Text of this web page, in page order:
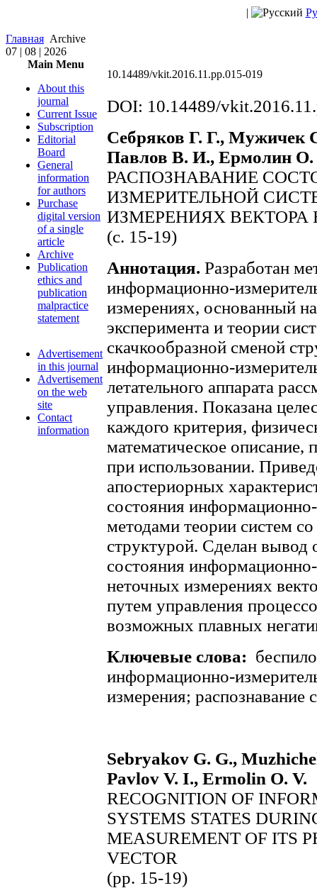
|
Главная Archive
07 | 08 | 2026
Main Menu
About this
journal
Current Issue
Subscription
Editorial
Board
General
information
for authors
Purchase
digital version
of a single
article
Archive
Publication
ethics and
publication
malpractice
statement
Advertisement
in this journal
Advertisement
on the web
site
Contact
information
10.14489/vkit.2016.11.pp.015-019
DOI: 10.14489/
Себряков Г. Г.,
Павлов В. И., Ермолин О.
РАСПОЗНАВАНИЕ
ИЗМЕРИТЕЛЬНОЙ
ИЗМЕРЕНИЯХ
(c. 15-19)
Аннотация. Разработан
информационно-
измерениях, основанный
эксперимента и теории
скачкообразной сменой
информационно-
летательного аппарата
управления. Показана
каждого критерия,
математическое описание,
при использовании.
апостериорных
состояния
методами теории систем
структурой. Сделан вывод
состояния
неточных измерениях
путем управления
возможных плавных
Ключевые слова:
информационно-
измерения; распознавание
Sebryakov G. G.,
Pavlov V. I., Ermolin O. V.
RECOGNITION OF
SYSTEMS STATES
MEASUREMENT OF ITS
VECTOR
(pp. 15-19)